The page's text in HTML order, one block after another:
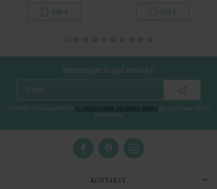
3,99 € 7,99 €
Nenechajte si ujsť novinky!
vložením e-mailu súhlasíte so spracovaním osobných údajov pre zasielanie nášho
newsletteru
KONTAKTY